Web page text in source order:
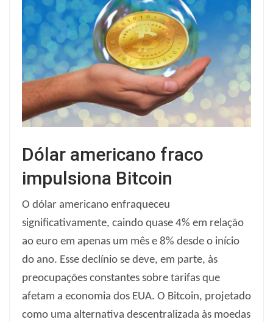
Dólar americano fraco
impulsiona Bitcoin
O dólar americano enfraqueceu
significativamente, caindo quase 4% em relação
ao euro em apenas um mês e 8% desde o início
do ano. Esse declínio se deve, em parte, às
preocupações constantes sobre tarifas que
afetam a economia dos EUA. O Bitcoin, projetado
como uma alternativa descentralizada às moedas